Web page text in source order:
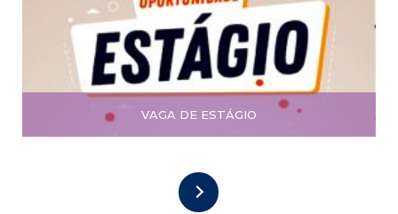
VAGA DE ESTÁGIO